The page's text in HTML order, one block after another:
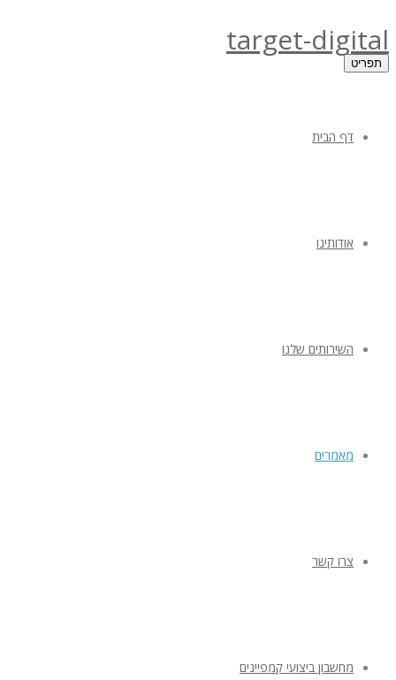
target-digital
תפריט
דף הבית
אודותינו
השירותים שלנו
מאמרים
צרו קשר
מחשבון ביצועי קמפיינים